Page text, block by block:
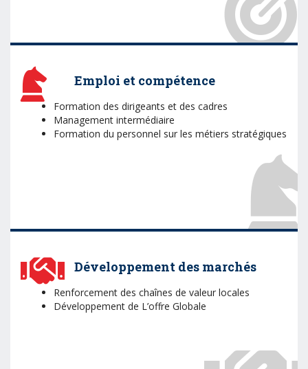
Emploi et compétence
Formation des dirigeants et des cadres
Management intermédiaire
Formation du personnel sur les métiers stratégiques
Développement des marchés
Renforcement des chaînes de valeur locales
Développement de L’offre Globale